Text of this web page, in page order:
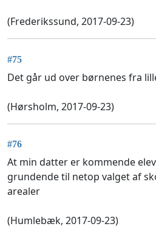
(Frederikssund, 2017-09-23)
#75
Det går ud over børnenes fra
(Hørsholm, 2017-09-23)
#76
At min datter er kommende
grundende til netop valget af
arealer
(Humlebæk, 2017-09-23)